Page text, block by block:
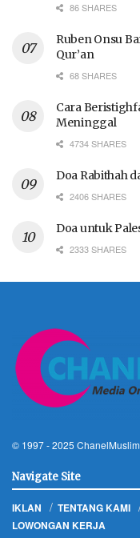
86 SHARES
Ruben Onsu
Qur’an
68 SHARES
Cara
Meninggal
4734 SHARES
Doa Rabithah
2406 SHARES
Doa untuk
2333 SHARES
© 1997 - 2025 ChanelMuslim
Navigate Site
IKLAN TENTANG KAMI
LOWONGAN KERJA